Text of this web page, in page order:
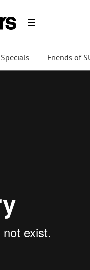
Specials Friends of